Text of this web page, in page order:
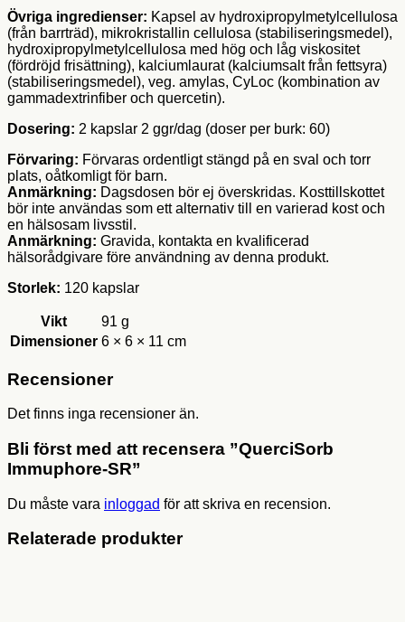
Övriga ingredienser: Kapsel av hydroxipropylmetylcellulosa
(från barrträd), mikrokristallin cellulosa (stabiliseringsmedel),
hydroxipropylmetylcellulosa med hög och låg viskositet
(fördröjd frisättning), kalciumlaurat (kalciumsalt från fettsyra)
(stabiliseringsmedel), veg. amylas, CyLoc (kombination av
gammadextrinfiber och quercetin).
Dosering: 2 kapslar 2 ggr/dag (doser per burk: 60)
Förvaring: Förvaras ordentligt stängd på en sval och torr
plats, oåtkomligt för barn.
Anmärkning: Dagsdosen bör ej överskridas. Kosttillskottet
bör inte användas som ett alternativ till en varierad kost och
en hälsosam livsstil.
Anmärkning: Gravida, kontakta en kvalificerad
hälsorådgivare före användning av denna produkt.
Storlek: 120 kapslar
Vikt
91 g
Dimensioner 6 × 6 × 11 cm
Recensioner
Det finns inga recensioner än.
Bli först med att recensera ”QuerciSorb
Immuphore-SR”
Du måste vara inloggad för att skriva en recension.
Relaterade produkter